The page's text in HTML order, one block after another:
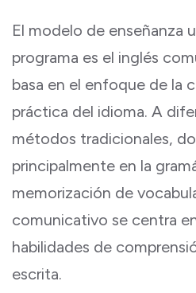
El modelo de enseñanza
programa es el inglés
basa en el enfoque de la
práctica del idioma. A
métodos tradicionales,
principalmente en la
memorización de
comunicativo se centra
habilidades de
escrita.